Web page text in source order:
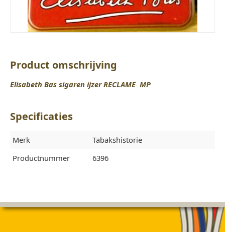
Product omschrijving
Elisabeth Bas sigaren ijzer RECLAME MP
Specificaties
Merk
Tabakshistorie
Productnummer
6396